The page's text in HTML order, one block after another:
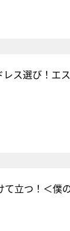
ス選び！エ
立つ！＜僕